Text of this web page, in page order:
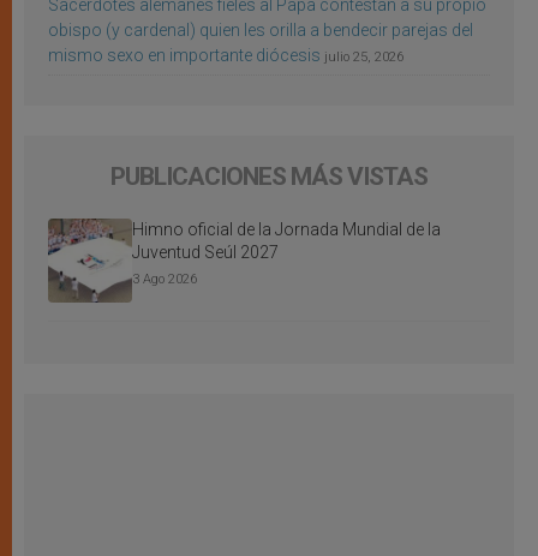
Sacerdotes alemanes fieles al Papa contestan a su propio
obispo (y cardenal) quien les orilla a bendecir parejas del
mismo sexo en importante diócesis julio 25, 2026
PUBLICACIONES MÁS VISTAS
Himno oficial de la Jornada Mundial de la
Juventud Seúl 2027
3 Ago 2026